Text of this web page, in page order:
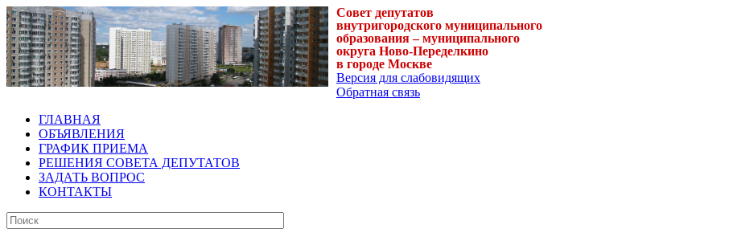
Совет депутатов
внутригородского муниципального
образования – муниципального
округа Ново-Переделкино
в городе Москве
Версия для слабовидящих
Обратная связь
ГЛАВНАЯ
ОБЪЯВЛЕНИЯ
ГРАФИК ПРИЕМА
РЕШЕНИЯ СОВЕТА ДЕПУТАТОВ
ЗАДАТЬ ВОПРОС
КОНТАКТЫ